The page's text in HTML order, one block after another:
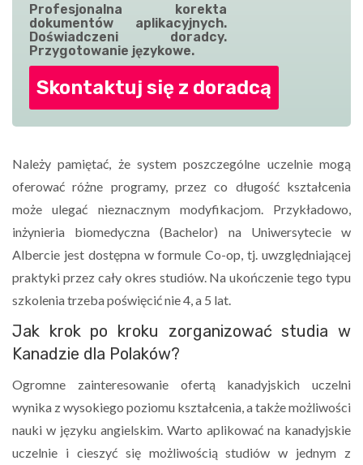
Profesjonalna korekta
dokumentów aplikacyjnych.
Doświadczeni doradcy.
Przygotowanie językowe.
Skontaktuj się z doradcą
Należy pamiętać, że system poszczególne uczelnie mogą
oferować różne programy, przez co długość kształcenia
może ulegać nieznacznym modyfikacjom. Przykładowo,
inżynieria biomedyczna (Bachelor) na Uniwersytecie w
Albercie jest dostępna w formule Co-op, tj. uwzględniającej
praktyki przez cały okres studiów. Na ukończenie tego typu
szkolenia trzeba poświęcić nie 4, a 5 lat.
Jak krok po kroku zorganizować studia w
Kanadzie dla Polaków?
Ogromne zainteresowanie ofertą kanadyjskich uczelni
wynika z wysokiego poziomu kształcenia, a także możliwości
nauki w języku angielskim. Warto aplikować na kanadyjskie
uczelnie i cieszyć się możliwością studiów w jednym z